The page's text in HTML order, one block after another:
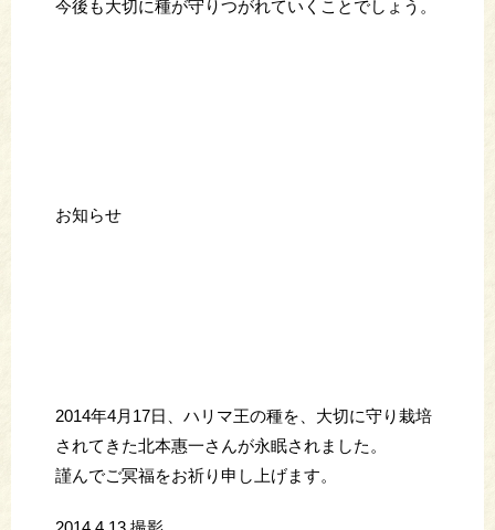
今後も大切に種が守りつがれていくことでしょう。
お知らせ
2014年4月17日、ハリマ王の種を、大切に守り栽培
されてきた北本惠一さんが永眠されました。
謹んでご冥福をお祈り申し上げます。